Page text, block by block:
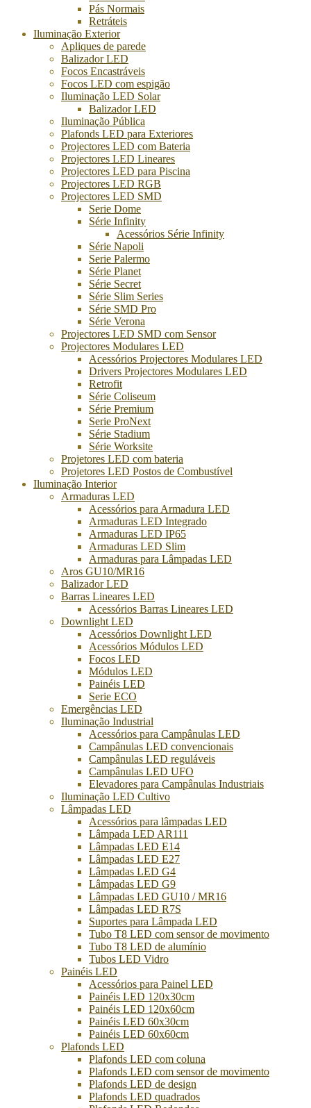
Pás Normais
Retráteis
Iluminação Exterior
Apliques de parede
Balizador LED
Focos Encastráveis
Focos LED com espigão
Iluminação LED Solar
Balizador LED
Iluminação Pública
Plafonds LED para Exteriores
Projectores LED com Bateria
Projectores LED Lineares
Projectores LED para Piscina
Projectores LED RGB
Projectores LED SMD
Serie Dome
Série Infinity
Acessórios Série Infinity
Série Napoli
Serie Palermo
Série Planet
Série Secret
Série Slim Series
Série SMD Pro
Série Verona
Projectores LED SMD com Sensor
Projectores Modulares LED
Acessórios Projectores Modulares LED
Drivers Projectores Modulares LED
Retrofit
Série Coliseum
Série Premium
Serie ProNext
Série Stadium
Série Worksite
Projetores LED com bateria
Projetores LED Postos de Combustível
Iluminação Interior
Armaduras LED
Acessórios para Armadura LED
Armaduras LED Integrado
Armaduras LED IP65
Armaduras LED Slim
Armaduras para Lâmpadas LED
Aros GU10/MR16
Balizador LED
Barras Lineares LED
Acessórios Barras Lineares LED
Downlight LED
Acessórios Downlight LED
Acessórios Módulos LED
Focos LED
Módulos LED
Painéis LED
Serie ECO
Emergências LED
Iluminação Industrial
Acessórios para Campânulas LED
Campânulas LED convencionais
Campânulas LED reguláveis
Campânulas LED UFO
Elevadores para Campânulas Industriais
Iluminação LED Cultivo
Lâmpadas LED
Acessórios para lâmpadas LED
Lâmpada LED AR111
Lâmpadas LED E14
Lâmpadas LED E27
Lâmpadas LED G4
Lâmpadas LED G9
Lâmpadas LED GU10 / MR16
Lâmpadas LED R7S
Suportes para Lâmpada LED
Tubo T8 LED com sensor de movimento
Tubo T8 LED de alumínio
Tubos LED Vidro
Painéis LED
Acessórios para Painel LED
Painéis LED 120x30cm
Painéis LED 120x60cm
Painéis LED 60x30cm
Painéis LED 60x60cm
Plafonds LED
Plafonds LED com coluna
Plafonds LED com sensor de movimento
Plafonds LED de design
Plafonds LED quadrados